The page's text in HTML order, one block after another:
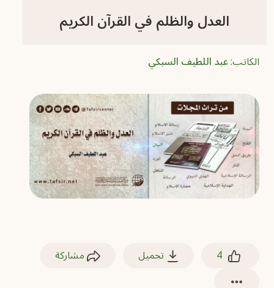
العدل والظلم في القرآن الكريم
الكاتب:عبد اللطيف السبكي
4 تحميل مشاركة